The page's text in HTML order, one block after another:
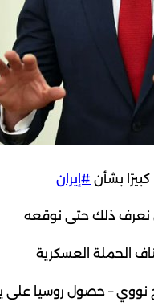
بشأن #إيران
نعرف ذلك حتى نوقعه
الحملة العسكرية
نووي – حصول روسيا